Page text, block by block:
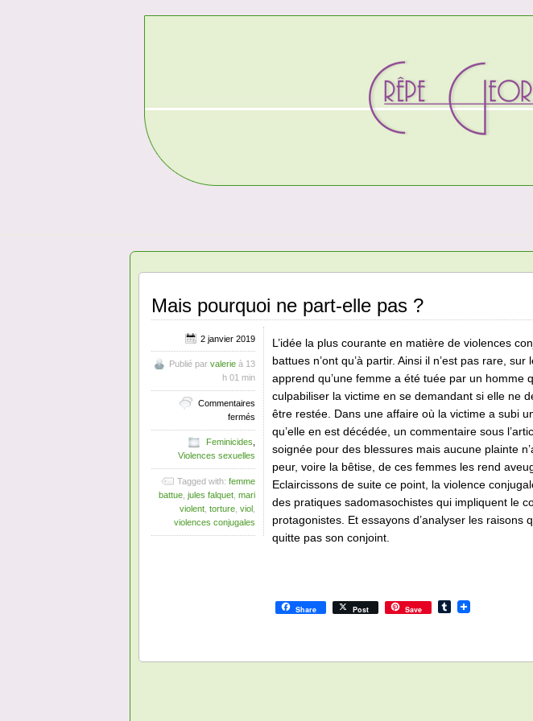
Mais pourquoi ne part-elle pas ?
L’idée la plus courante en matière de violences
battues n’ont qu’à partir. Ainsi il n’est pas rare,
apprend qu’une femme a été tuée par un homme
culpabiliser la victime en se demandant si elle ne
être restée. Dans une affaire où la victime a subi
qu’elle en est décédée, un commentaire sous
soignée pour des blessures mais aucune plainte
peur, voire la bêtise, de ces femmes les rend
Eclaircissons de suite ce point, la violence
des pratiques sadomasochistes qui impliquent le
protagonistes. Et essayons d’analyser les raisons
quitte pas son conjoint.
Share Post Save Tumblr
2 janvier 2019
Publié par valerie à 13
h 01 min
Commentaires
fermés sur
Mais
pourquoi
ne
part-
elle
pas
Feminicides,
Violences sexuelles
Tagged with: femme
battue jules falquet mari
violent torture viol
violences conjugales